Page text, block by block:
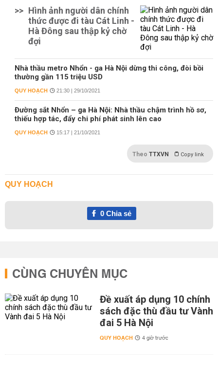
>> Hình ảnh người dân chính
thức được đi tàu Cát Linh -
Hà Đông sau thập kỷ chờ
đợi
Nhà thầu metro Nhổn - ga Hà Nội dừng thi công, đòi bồi
thường gần 115 triệu USD
QUY HOẠCH 21:30 | 29/10/2021
Đường sắt Nhổn – ga Hà Nội: Nhà thầu chậm trình hồ sơ,
thiếu hợp tác, đẩy chi phí phát sinh lên cao
QUY HOẠCH 15:17 | 21/10/2021
Theo TTXVN Copy link
QUY HOẠCH
0Chia sẻ
CÙNG CHUYÊN MỤC
Đề xuất áp dụng 10 chính
sách đặc thù đầu tư Vành
đai 5 Hà Nội
QUY HOẠCH 4 giờ trước